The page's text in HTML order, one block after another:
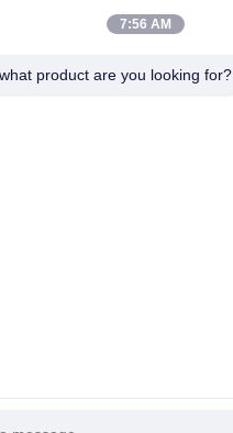
7:56 AM
product are you looking for?